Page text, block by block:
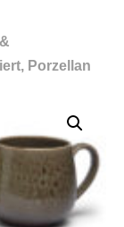
Porzellan